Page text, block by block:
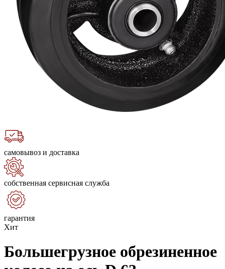
самовывоз и доставка
собственная сервисная служба
гарантия
Хит
Большегрузное обрезиненное